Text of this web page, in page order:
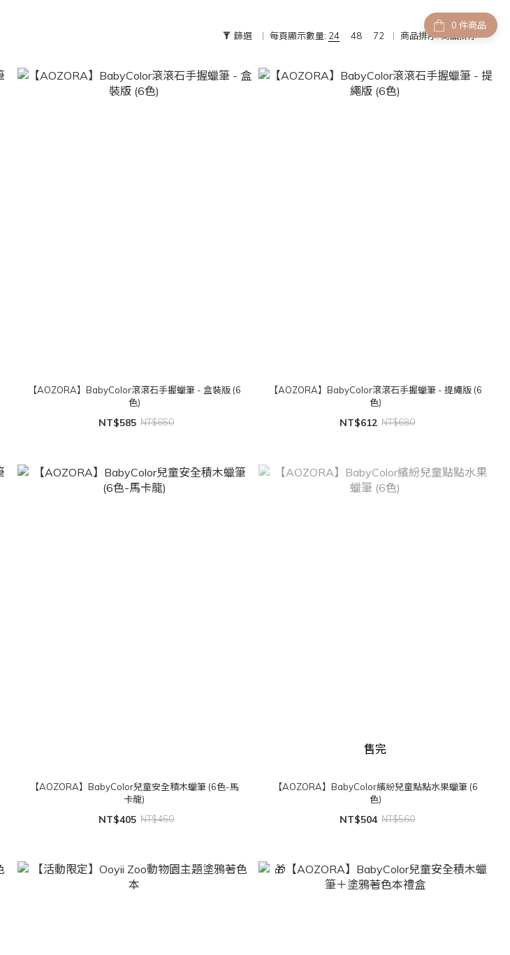
件商品
篩選 每頁顯示數量: 24 48 72 商品排序:商品排序
【AOZORA】BabyColor滾滾石手握蠟筆 - 盒裝版 (6
色)
NT$585 NT$650
【AOZORA】BabyColor滾滾石手握蠟筆 - 提繩版 (6
色)
NT$612 NT$680
【AOZORA】BabyColor兒童安全積木蠟筆 (6色-馬
卡龍)
NT$405 NT$450
售完
【AOZORA】BabyColor繽紛兒童點點水果蠟筆 (6
色)
NT$504 NT$560